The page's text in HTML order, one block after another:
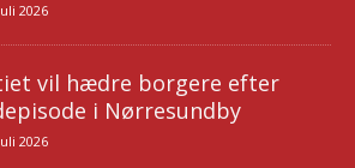
2026
vil hædre borgere efter
i Nørresundby
2026